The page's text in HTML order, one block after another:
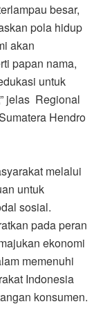
besar,
pola hidup
akan
papan nama,
untuk
jelas Regional
Hendro
melalui
untuk
sosial.
pada peran
ekonomi
memenuhi
Indonesia
konsumen.